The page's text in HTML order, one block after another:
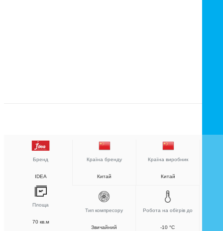
Бренд
IDEA
Країна бренду
Китай
Країна виробник
Китай
Площа
70 кв.м
Тип компресору
Звичайний
Робота на обігрів до
-10 °C